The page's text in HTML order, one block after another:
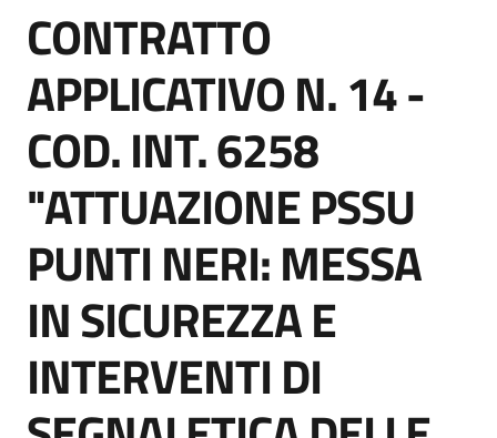
acquisto
Supporto
Piattaforme
telematiche
English
site
Salta al contenuto
CONTRATTO
APPLICATIVO N. 14 -
COD. INT. 6258
"ATTUAZIONE PSSU
PUNTI NERI: MESSA
IN SICUREZZA E
INTERVENTI DI